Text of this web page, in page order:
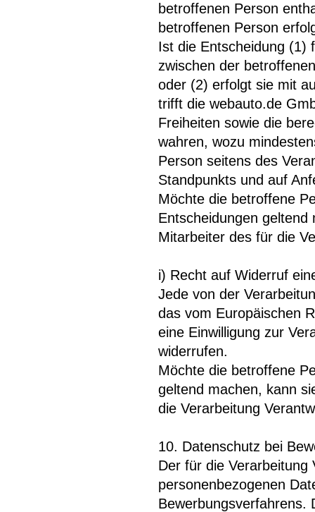
betroffenen Person
betroffenen Person
Ist die Entscheidung (1)
zwischen der
oder (2) erfolgt sie mit
trifft die webauto.de
Freiheiten sowie die
wahren, wozu
Person seitens des
Standpunkts und auf
Möchte die betroffene
Entscheidungen
Mitarbeiter des für die
i) Recht auf Widerruf
Jede von der
das vom Europäischen
eine Einwilligung zur
widerrufen.
Möchte die betroffene
geltend machen, kann
die Verarbeitung
10. Datenschutz bei
Der für die Verarbeitung
personenbezogenen
Bewerbungsverfahrens.